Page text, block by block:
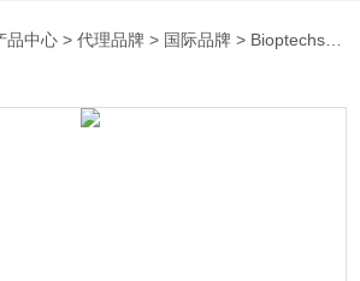
品中心 >代理品牌 > 国际品牌 > Bioptechs 特约代理